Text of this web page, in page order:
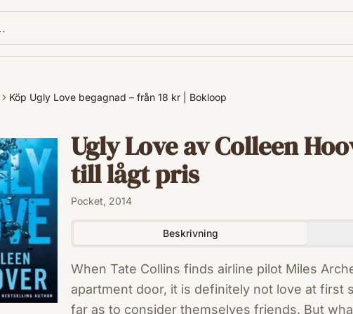
Köp Ugly Love begagnad – från 18 kr | Bokloop
Ugly Love av Colleen
till lågt pris
Pocket, 2014
Beskrivning
When Tate Collins finds airline pilot Miles
apartment door, it is definitely not love at first
far as to consider themselves friends. But